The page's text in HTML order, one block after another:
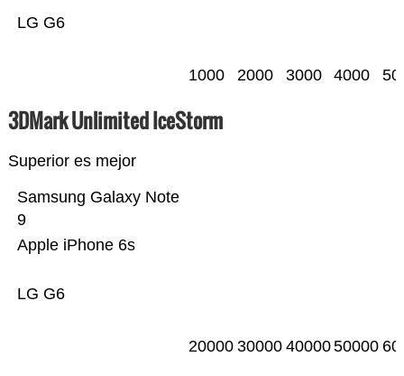
LG G6
1000 2000 3000 4000
3DMark Unlimited IceStorm
Superior es mejor
LG G6
Apple iPhone 6s
Samsung Galaxy Note
9
20000 30000 4000050000